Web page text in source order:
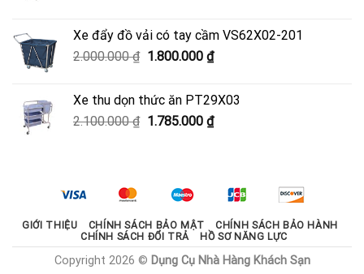
950.000 ₫.là:
600.000 ₫.
Xe đẩy đồ vải có tay cầm VS62X02-201
2.000.000₫ Giá
2.000.000 ₫.
1.800.000 ₫Giá
là:
1.800.000 ₫.
Xe thu dọn thức ăn PT29X03
2.100.000₫ Giá
1.785.000 ₫Giá
1.785.000 ₫.
GIỚI THIỆU CHÍNH SÁCH BẢO MẬT
CHÍNH SÁCH BẢO HÀNH
CHÍNH SÁCH ĐỔI TRẢ
HỒ SƠ NĂNG LỰC
Copyright 2026 © Dụng Cụ Nhà Hàng Khách Sạn